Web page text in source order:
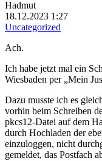
Hadmut
18.12.2023 1:27
Uncategorized
Ach.
Ich habe jetzt mal ein
Wiesbaden per „Mein
Dazu musste ich es
vorhin beim Schreiben
pkcs12-Datei auf dem
durch Hochladen der
einzuloggen, nicht
gemeldet, das Postfach